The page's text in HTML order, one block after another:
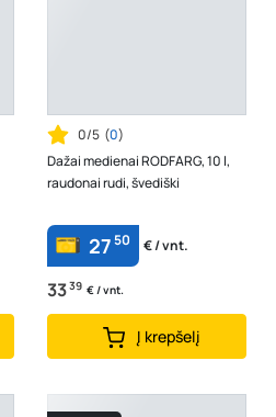
0/5 (0)
Dažai medienai RODFARG, 10 l,
raudonai rudi, švediški
2750 € / vnt.
3339 € / vnt.
Į krepšelį